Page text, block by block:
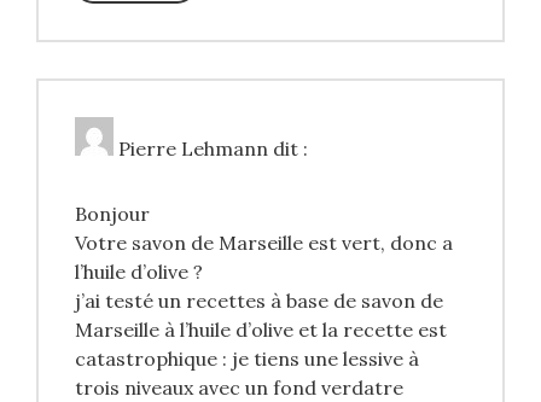
Pierre Lehmann dit :
Bonjour
Votre savon de Marseille est vert, donc a
l’huile d’olive ?
j’ai testé un recettes à base de savon de
Marseille à l’huile d’olive et la recette est
catastrophique : je tiens une lessive à
trois niveaux avec un fond verdatre